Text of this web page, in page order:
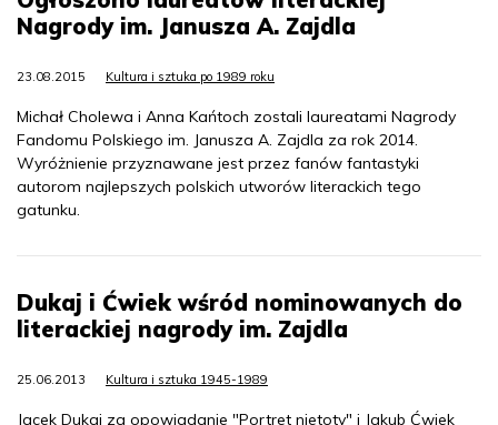
Nagrody im. Janusza A. Zajdla
23.08.2015 Kultura i sztuka po 1989 roku
Michał Cholewa i Anna Kańtoch zostali laureatami Nagrody
Fandomu Polskiego im. Janusza A. Zajdla za rok 2014.
Wyróżnienie przyznawane jest przez fanów fantastyki
autorom najlepszych polskich utworów literackich tego
gatunku.
Dukaj i Ćwiek wśród nominowanych do
literackiej nagrody im. Zajdla
25.06.2013 Kultura i sztuka 1945-1989
Jacek Dukaj za opowiadanie "Portret nietoty" i Jakub Ćwiek